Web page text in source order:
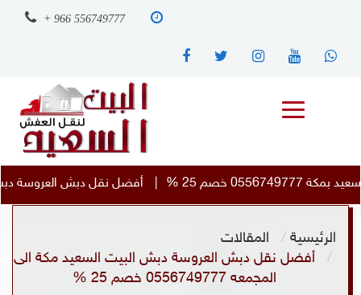
+ 966 556749777
أفضل نقل دبش العروسة دبش البيت السعيد مكة الى بريدة 0556749777 خصم
الرئيسية
المقالات
أفضل نقل دبش العروسة دبش البيت السعيد مكة الى
المجمعه 0556749777 خصم 25 %